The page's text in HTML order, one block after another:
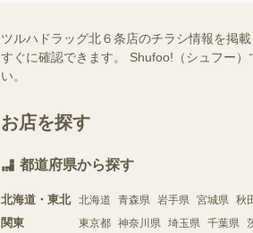
ツルハドラッグ北６条店のチラシ情報を掲
すぐに確認できます。 Shufoo!（シュフー
い。
お店を探す
都道府県から探す
北海道・東北 北海道 青森県 岩手県 宮城県 秋
関東 東京都 神奈川県 埼玉県 千葉県